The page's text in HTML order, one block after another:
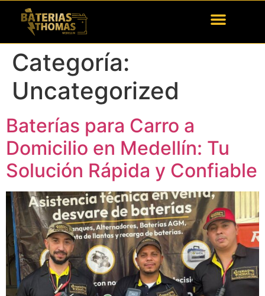
Categoría:
Uncategorized
Baterías para Carro a
Domicilio en Medellín: Tu
Solución Rápida y Confiable